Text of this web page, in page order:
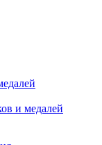
и медалей